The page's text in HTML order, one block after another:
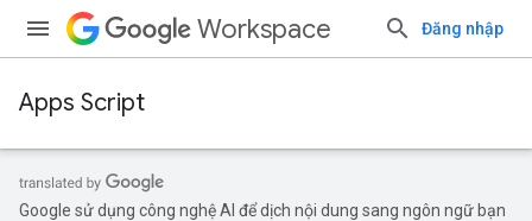
Workspace Đăng nhập
Apps Script
Google sử dụng công nghệ AI để dịch nội dung sang ngôn ngữ bạn